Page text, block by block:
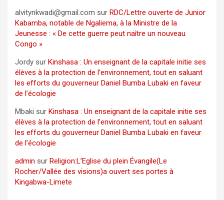
alvitynkwadi@gmail.com sur RDC/Lettre ouverte de Junior
Kabamba, notable de Ngaliema, à la Ministre de la
Jeunesse : « De cette guerre peut naître un nouveau
Congo »
Jordy sur Kinshasa : Un enseignant de la capitale initie ses
élèves à la protection de l’environnement, tout en saluant
les efforts du gouverneur Daniel Bumba Lubaki en faveur
de l’écologie
Mbaki sur Kinshasa : Un enseignant de la capitale initie ses
élèves à la protection de l’environnement, tout en saluant
les efforts du gouverneur Daniel Bumba Lubaki en faveur
de l’écologie
admin sur Religion:L’Eglise du plein Évangile(Le
Rocher/Vallée des visions)a ouvert ses portes à
Kingabwa-Limete